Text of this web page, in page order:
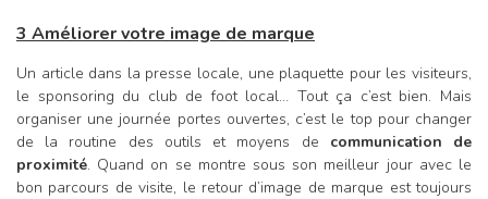
3 Améliorer votre image de marque
Un article dans la presse locale, une plaquette pour les visiteurs,
le sponsoring du club de foot local… Tout ça c’est bien. Mais
organiser une journée portes ouvertes, c’est le top pour changer
de la routine des outils et moyens de communication de
proximité. Quand on se montre sous son meilleur jour avec le
bon parcours de visite, le retour d’image de marque est toujours